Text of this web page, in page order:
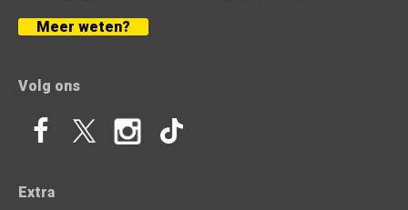
Meer weten?
Volg ons
Extra